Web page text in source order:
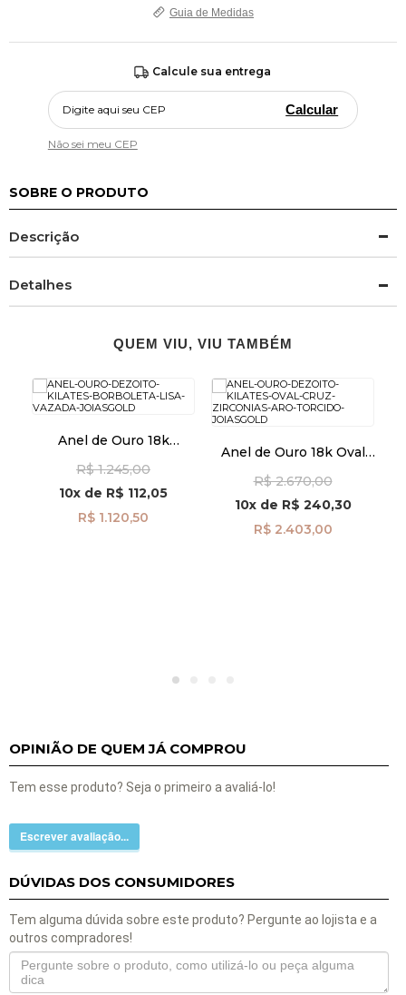
Guia de Medidas
Calcule sua entrega
Calcular
Não sei meu CEP
SOBRE O PRODUTO
Descrição
Detalhes
QUEM VIU, VIU TAMBÉM
Anel de Ouro 18k
an41877
R$ 1.245,00
10x de R$ 112,05
R$ 1.120,50
Anel de Ouro 18k Oval
Torcido an41960
R$ 2.670,00
10xde R$ 240,30
R$ 2.403,00
OPINIÃO DE QUEM JÁ COMPROU
Tem esse produto? Seja o primeiro a avaliá-lo!
Escrever avaliação...
DÚVIDAS DOS CONSUMIDORES
Tem alguma dúvida sobre este produto? Pergunte ao lojista e a
outros compradores!